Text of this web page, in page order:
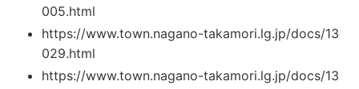
005.html
https://www.town.nagano-takamori.lg.jp/docs/13
029.html
https://www.town.nagano-takamori.lg.jp/docs/13